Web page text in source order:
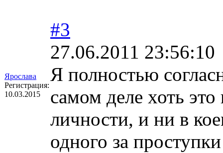
Ярослава
Регистрация:
10.03.2015
#3
27.06.2011 23:56:10
Я полностью
самом деле хоть
личности, и ни в
одного за